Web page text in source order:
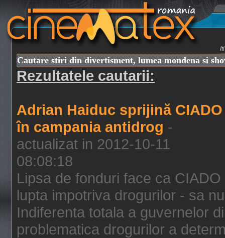
Cautare stiri din divertisment, lumea mondena si
Rezultatele cautarii:
Adrian Haiduc sprijină CIADO
în campania antidrog -
actualizat in 2012-10-11
08:08:18
Lipsa de fonduri face ca
lupta impotriva drogurilor - sa
Indiferenta totala a guvernelor
problematica drogurilor a